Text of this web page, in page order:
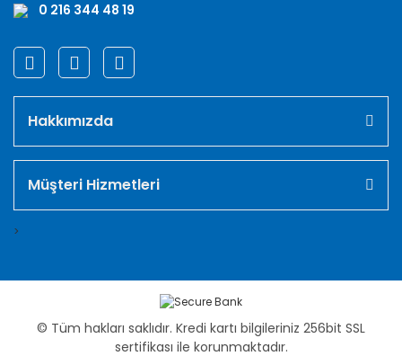
0 216 344 48 19
Hakkımızda
Müşteri Hizmetleri
>
© Tüm hakları saklıdır. Kredi kartı bilgileriniz 256bit SSL
sertifikası ile korunmaktadır.